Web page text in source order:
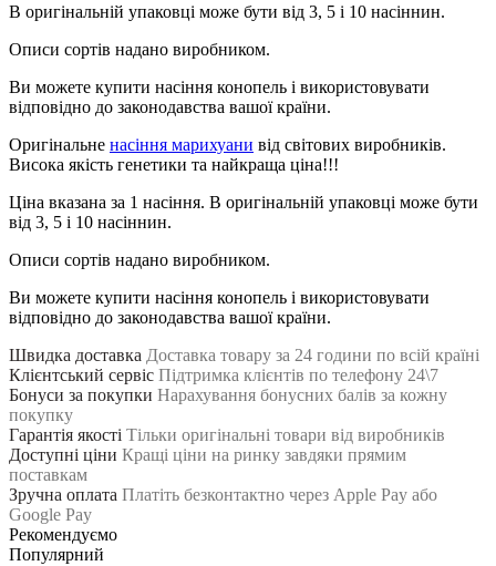
В оригінальній упаковці може бути від 3, 5 і 10 насіннин.
Описи сортів надано виробником.
Ви можете купити насіння конопель і використовувати
відповідно до законодавства вашої країни.
Оригінальне насіння марихуани від світових виробників.
Висока якість генетики та найкраща ціна!!!
Ціна вказана за 1 насіння. В оригінальній упаковці може бути
від 3, 5 і 10 насіннин.
Описи сортів надано виробником.
Ви можете купити насіння конопель і використовувати
відповідно до законодавства вашої країни.
Швидка доставка Доставка товару за 24 години по всій країні
Клієнтський сервіс Підтримка клієнтів по телефону 24\7
Бонуси за покупки Нарахування бонусних балів за кожну
покупку
Гарантія якості Тільки оригінальні товари від виробників
Доступні ціни Кращі ціни на ринку завдяки прямим
поставкам
Зручна оплата Платіть безконтактно через Apple Pay або
Google Pay
Рекомендуємо
Популярний